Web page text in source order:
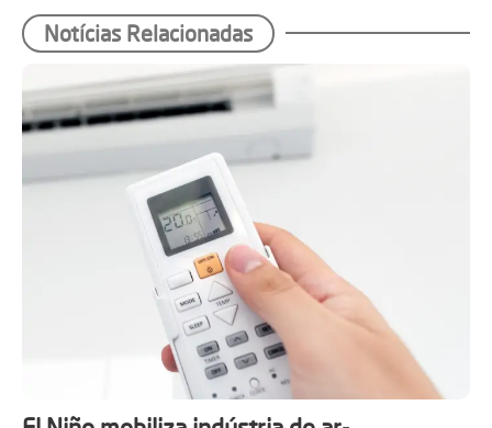
Notícias Relacionadas